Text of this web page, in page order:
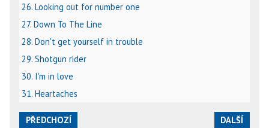
26. Looking out for number one
27. Down To The Line
28. Don't get yourself in trouble
29. Shotgun rider
30. I'm in love
31. Heartaches
PŘEDCHOZÍ DALŠÍ